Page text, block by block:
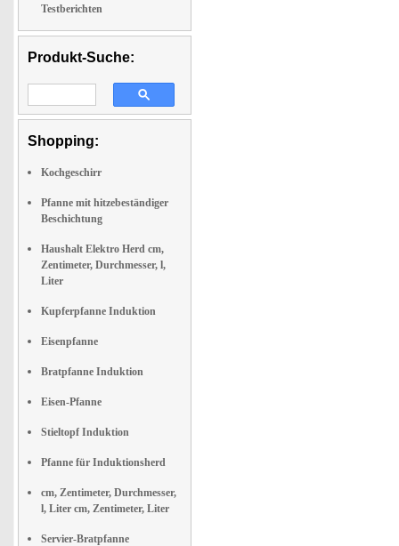
Testberichten
Produkt-Suche:
Shopping:
Kochgeschirr
Pfanne mit hitzebeständiger
Beschichtung
Haushalt Elektro Herd cm,
Zentimeter, Durchmesser, l,
Liter
Kupferpfanne Induktion
Eisenpfanne
Bratpfanne Induktion
Eisen-Pfanne
Stieltopf Induktion
Pfanne für Induktionsherd
cm, Zentimeter, Durchmesser,
l, Liter cm, Zentimeter, Liter
Servier-Bratpfanne